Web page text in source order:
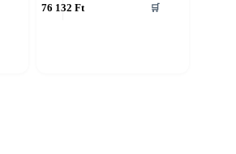
76 132 Ft 🛒